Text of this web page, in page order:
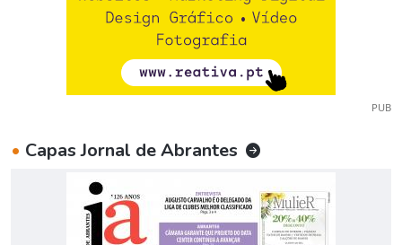
PUB
• Capas Jornal de Abrantes